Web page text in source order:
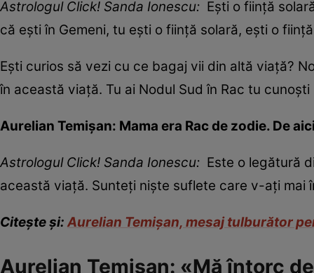
Astrologul Click! Sanda Ionescu: Ești o ființă
că ești în Gemeni, tu ești o ființă solară, ești o
Ești curios să vezi cu ce bagaj vii din altă viață?
în această viață. Tu ai Nodul Sud în Rac tu
Aurelian Temișan: Mama era Rac de zodie. De
Astrologul Click! Sanda Ionescu: Este o legătură
această viață. Sunteți niște suflete care v-ați
Citește și: Aurelian Temișan, mesaj tulburător
Aurelian Temișan: «Mă întorc